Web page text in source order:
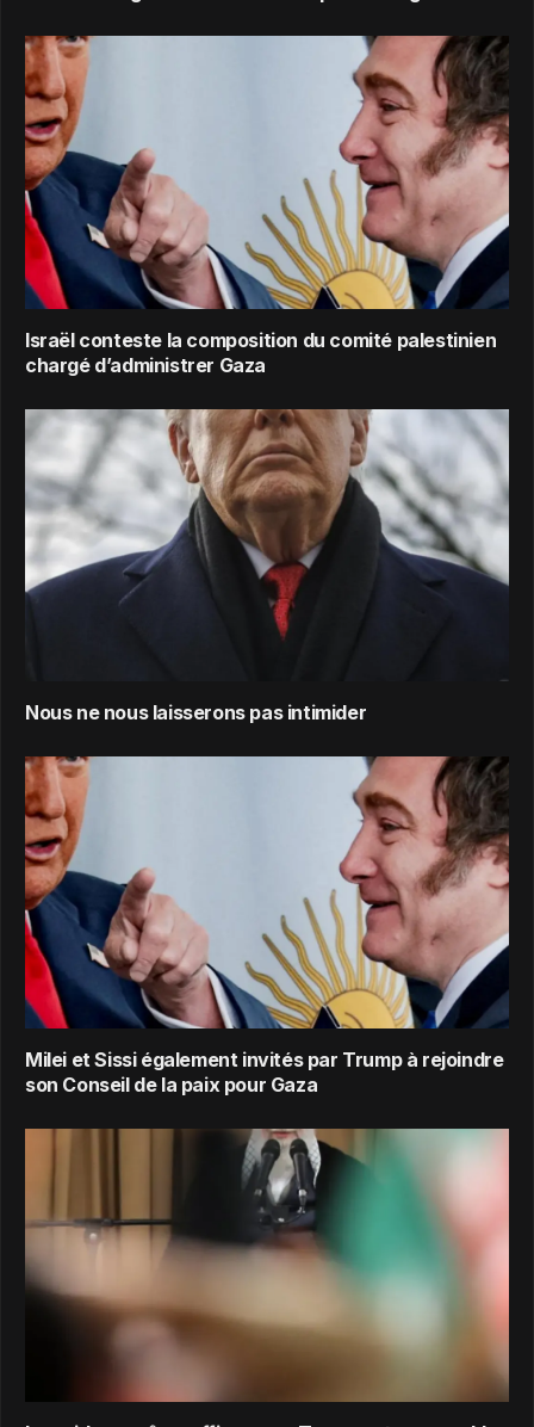
Israël conteste la composition du comité palestinien
chargé d’administrer Gaza
Nous ne nous laisserons pas intimider
Milei et Sissi également invités par Trump à rejoindre
son Conseil de la paix pour Gaza